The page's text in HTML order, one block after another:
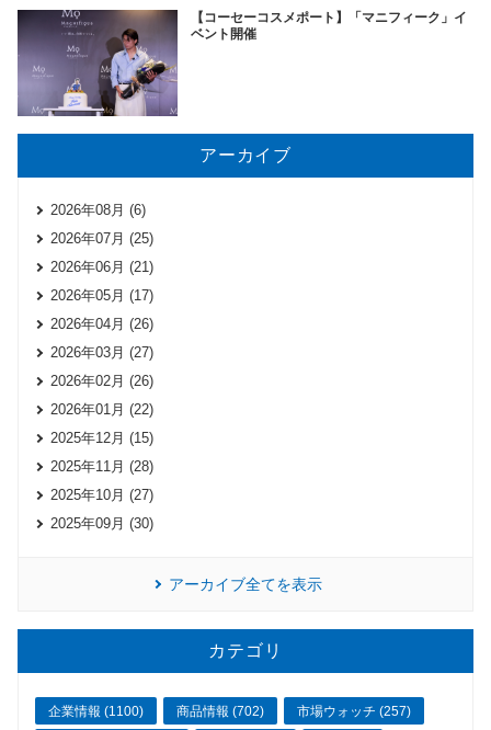
【コーセーコスメポート】「マニフィーク」イ
ベント開催
アーカイブ
2026年08月 (6)
2026年07月 (25)
2026年06月 (21)
2026年05月 (17)
2026年04月 (26)
2026年03月 (27)
2026年02月 (26)
2026年01月 (22)
2025年12月 (15)
2025年11月 (28)
2025年10月 (27)
2025年09月 (30)
アーカイブ全てを表示
カテゴリ
企業情報 (1100) 商品情報 (702) 市場ウォッチ (257)